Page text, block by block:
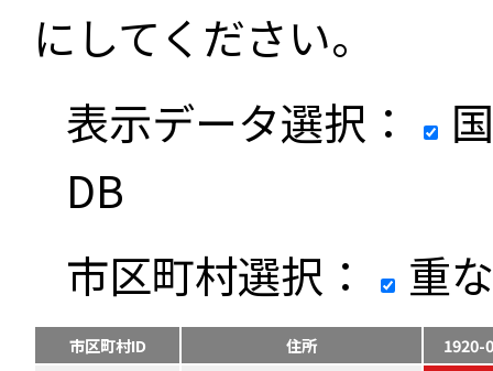
にしてください。
表示データ選択：
DB
市区町村選択：
重
市区町村ID 住所
1920-